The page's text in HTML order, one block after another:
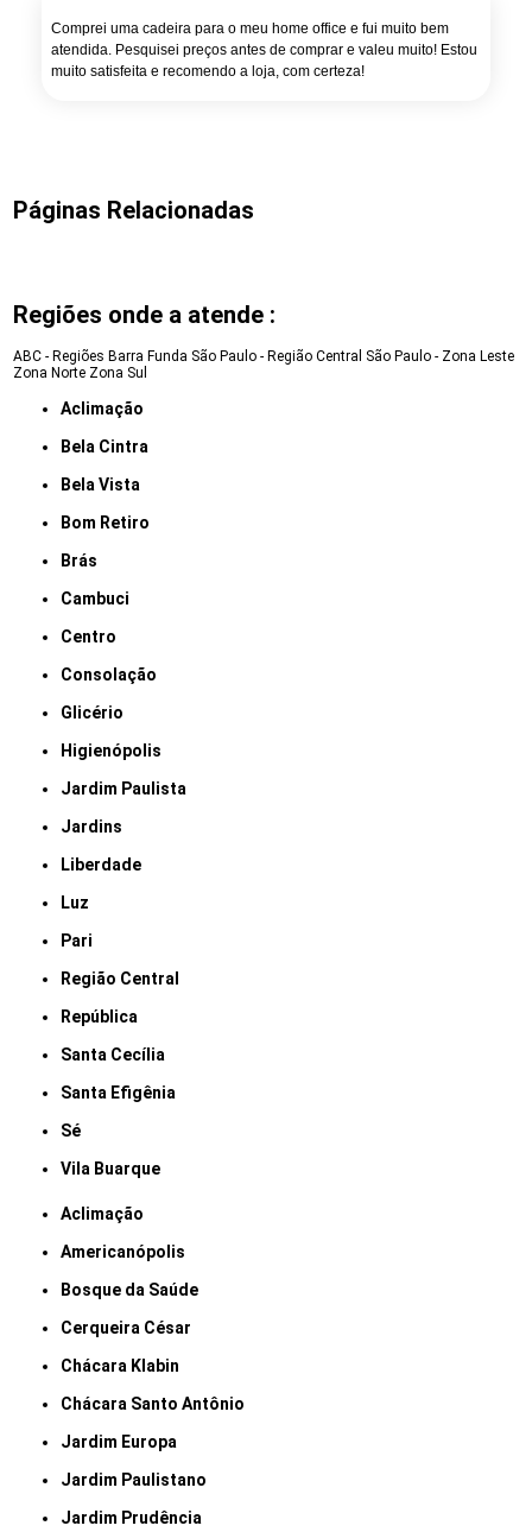
Comprei uma cadeira para o meu home office e fui muito bem
atendida. Pesquisei preços antes de comprar e valeu muito! Estou
muito satisfeita e recomendo a loja, com certeza!
Páginas Relacionadas
Regiões onde a atende :
ABC - Regiões Barra Funda São Paulo - Região Central São Paulo - Zona Leste
Zona Norte Zona Sul
Aclimação
Bela Cintra
Bela Vista
Bom Retiro
Brás
Cambuci
Centro
Consolação
Glicério
Higienópolis
Jardim Paulista
Jardins
Liberdade
Luz
Pari
Região Central
República
Santa Cecília
Santa Efigênia
Sé
Vila Buarque
Aclimação
Americanópolis
Bosque da Saúde
Cerqueira César
Chácara Klabin
Chácara Santo Antônio
Jardim Europa
Jardim Paulistano
Jardim Prudência